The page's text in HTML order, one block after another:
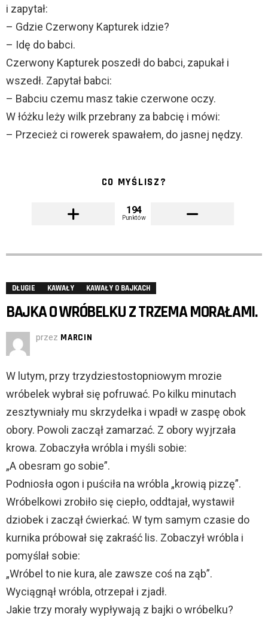
i zapytał:
– Gdzie Czerwony Kapturek idzie?
– Idę do babci.
Czerwony Kapturek poszedł do babci, zapukał i
wszedł. Zapytał babci:
– Babciu czemu masz takie czerwone oczy.
W łóżku leży wilk przebrany za babcię i mówi:
– Przecież ci rowerek spawałem, do jasnej nędzy.
CO MYŚLISZ?
194
Punktów
DŁUGIE KAWAŁY KAWAŁY O BAJKACH
BAJKA O WRÓBELKU Z TRZEMA MORAŁAMI.
przez MARCIN
W lutym, przy trzydziestostopniowym mrozie
wróbelek wybrał się pofruwać. Po kilku minutach
zesztywniały mu skrzydełka i wpadł w zaspę obok
obory. Powoli zaczął zamarzać. Z obory wyjrzała
krowa. Zobaczyła wróbla i myśli sobie:
„A obesram go sobie”.
Podniosła ogon i puściła na wróbla „krowią pizzę”.
Wróbelkowi zrobiło się ciepło, oddtajał, wystawił
dziobek i zaczął ćwierkać. W tym samym czasie do
kurnika próbował się zakraść lis. Zobaczył wróbla i
pomyślał sobie:
„Wróbel to nie kura, ale zawsze coś na ząb”.
Wyciągnął wróbla, otrzepał i zjadł.
Jakie trzy morały wypływają z bajki o wróbelku?